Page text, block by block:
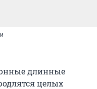
длинные
целых